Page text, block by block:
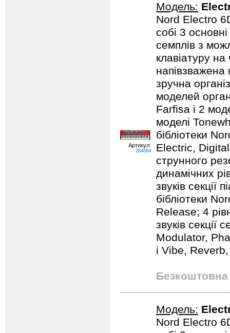
Артикул:
284664
Модель:
Nord Electro
собі 3
семплів з
клавіатуру
зручна
моделей
Farfisa і 2
моделі
бібліотеки
Electric,
струнного
динамічних
звуків секції
бібліотеки
Release; 4
звуків
Modulator,
і Vibe,
Безкоштовна
Модель:
Nord Electro